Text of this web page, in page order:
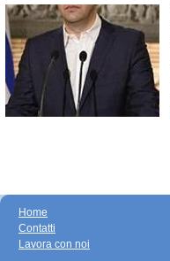
Home
Contatti
Lavora con noi